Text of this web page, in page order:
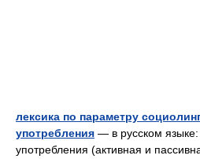
лексика по параметру
употребления — в русском языке:
употребления (активная и